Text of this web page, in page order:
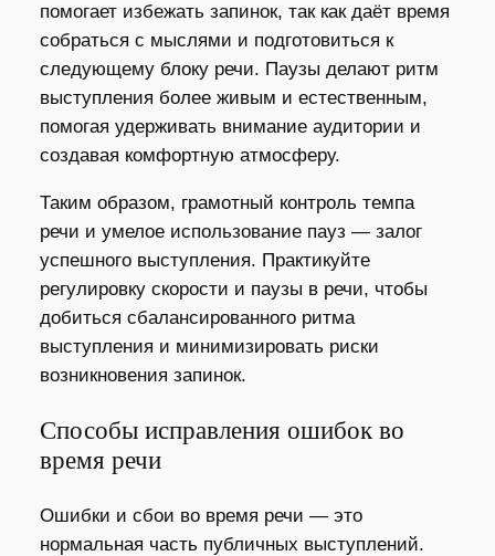
помогает избежать запинок, так как даёт время
собраться с мыслями и подготовиться к
следующему блоку речи. Паузы делают ритм
выступления более живым и естественным,
помогая удерживать внимание аудитории и
создавая комфортную атмосферу.
Таким образом, грамотный контроль темпа
речи и умелое использование пауз — залог
успешного выступления. Практикуйте
регулировку скорости и паузы в речи, чтобы
добиться сбалансированного ритма
выступления и минимизировать риски
возникновения запинок.
Способы исправления ошибок во
время речи
Ошибки и сбои во время речи — это
нормальная часть публичных выступлений.